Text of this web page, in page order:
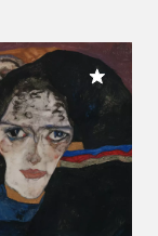
Meiner